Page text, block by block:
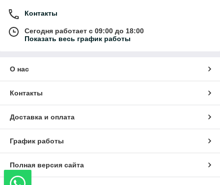
Контакты
Сегодня работает с 09:00 до 18:00
Показать весь график работы
О нас
Контакты
Доставка и оплата
График работы
Полная версия сайта